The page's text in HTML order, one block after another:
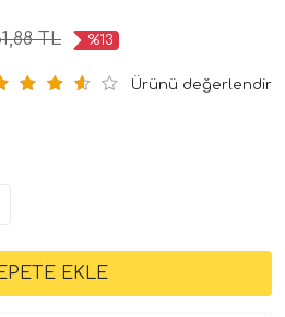
TL %13
Ürünü değerlendir